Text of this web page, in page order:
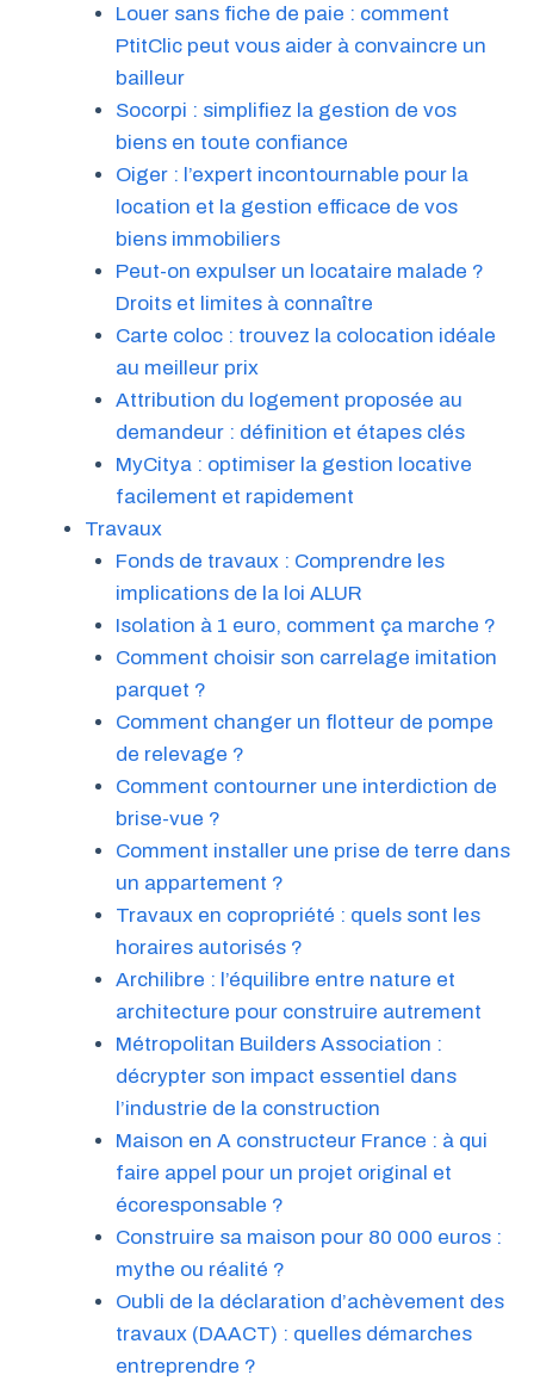
Louer sans fiche de paie : comment
PtitClic peut vous aider à convaincre un
bailleur
Socorpi : simplifiez la gestion de vos
biens en toute confiance
Oiger : l’expert incontournable pour la
location et la gestion efficace de vos
biens immobiliers
Peut-on expulser un locataire malade ?
Droits et limites à connaître
Carte coloc : trouvez la colocation idéale
au meilleur prix
Attribution du logement proposée au
demandeur : définition et étapes clés
MyCitya : optimiser la gestion locative
facilement et rapidement
Travaux
Fonds de travaux : Comprendre les
implications de la loi ALUR
Isolation à 1 euro, comment ça marche ?
Comment choisir son carrelage imitation
parquet ?
Comment changer un flotteur de pompe
de relevage ?
Comment contourner une interdiction de
brise-vue ?
Comment installer une prise de terre dans
un appartement ?
Travaux en copropriété : quels sont les
horaires autorisés ?
Archilibre : l’équilibre entre nature et
architecture pour construire autrement
Métropolitan Builders Association :
décrypter son impact essentiel dans
l’industrie de la construction
Maison en A constructeur France : à qui
faire appel pour un projet original et
écoresponsable ?
Construire sa maison pour 80 000 euros :
mythe ou réalité ?
Oubli de la déclaration d’achèvement des
travaux (DAACT) : quelles démarches
entreprendre ?